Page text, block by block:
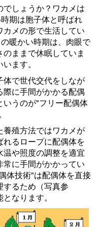
しょうか？ワカメは
期は胞子体と呼ばれ
メの形で生活してい
暖かい時期は、肉眼で
ままで休眠していま
ます。
で世代交代をしなが
に手間がかかる配偶
うのが"フリー配偶体
殖方法ではワカメが
るロープに配偶体を
や照度の調整を適宜
に手間がかかってい
体技術"は配偶体を直接
るため（写真参
なります。